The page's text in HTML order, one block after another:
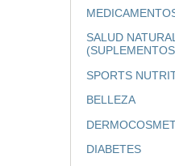
SALUD
SPORTS
BELLEZA
DIABETES